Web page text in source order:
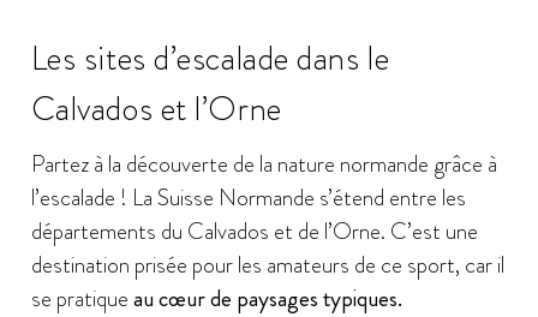
Les sites d’escalade dans le
Calvados et l’Orne
Partez à la découverte de la nature normande grâce à
l’escalade ! La Suisse Normande s’étend entre les
départements du Calvados et de l’Orne. C’est une
destination prisée pour les amateurs de ce sport, car il
se pratiqueau cœur de paysages typiques.